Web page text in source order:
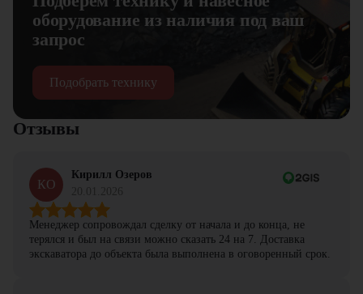
оборудование из наличия под ваш
запрос
Подобрать технику
Отзывы
КО
Кирилл Озеров
Менеджер сопровождал сделку от начала и до конца, не
терялся и был на связи можно сказать 24 на 7. Доставка
экскаватора до объекта была выполнена в оговоренный срок.